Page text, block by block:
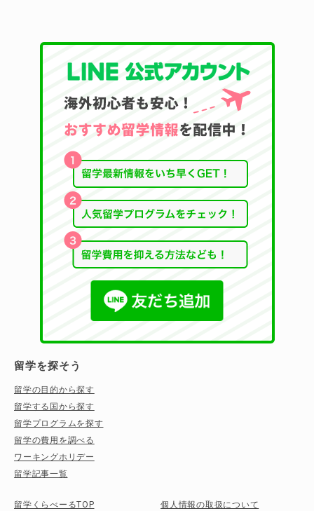
留学を探そう
留学の目的から探す
留学する国から探す
留学プログラムを探す
留学の費用を調べる
ワーキングホリデー
留学記事一覧
留学くらべーるTOP
個人情報の取扱について